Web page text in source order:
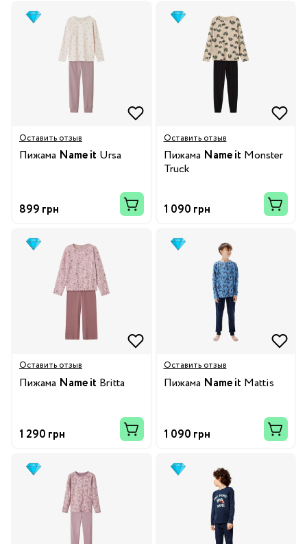
Оставить отзыв
Пижама Name it Ursa
899 грн
Оставить отзыв
Пижама Name it Monster
Truck
1 090 грн
Оставить отзыв
Пижама Name it Britta
1 290 грн
Оставить отзыв
Пижама Name it Mattis
1 090 грн